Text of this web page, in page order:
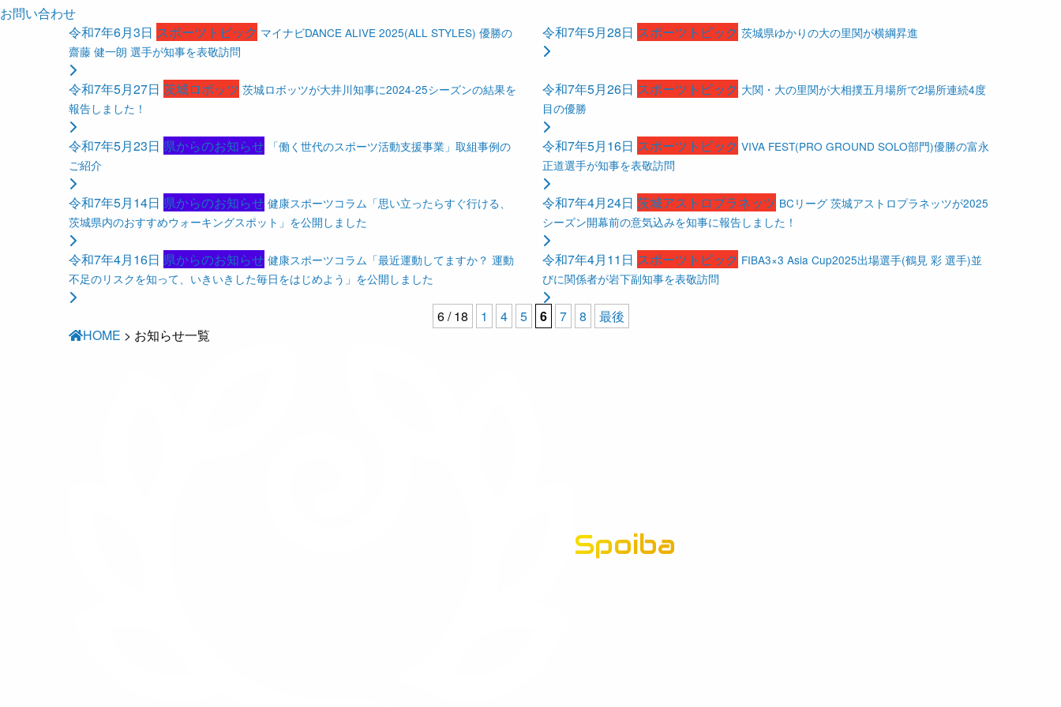
お問い合わせ
令和7年6月3日 スポーツトピック マイナビDANCE ALIVE 2025(ALL STYLES) 優勝の
齋藤 健一朗 選手が知事を表敬訪問
令和7年5月28日 スポーツトピック 茨城県ゆかりの大の里関が横綱昇進
令和7年5月27日 茨城ロボッツ 茨城ロボッツが大井川知事に2024-25シーズンの結果を
報告しました！
令和7年5月26日 スポーツトピック 大関・大の里関が大相撲五月場所で2場所連続4度
目の優勝
令和7年5月23日 県からのお知らせ 「働く世代のスポーツ活動支援事業」取組事例の
ご紹介
令和7年5月16日 スポーツトピック VIVA FEST(PRO GROUND SOLO部門)優勝の富永
正道選手が知事を表敬訪問
令和7年5月14日 県からのお知らせ 健康スポーツコラム「思い立ったらすぐ行ける、
茨城県内のおすすめウォーキングスポット」を公開しました
令和7年4月24日 茨城アストロプラネッツ BCリーグ 茨城アストロプラネッツが2025
シーズン開幕前の意気込みを知事に報告しました！
令和7年4月16日 県からのお知らせ 健康スポーツコラム「最近運動してますか？ 運動
不足のリスクを知って、いきいきした毎日をはじめよう」を公開しました
令和7年4月11日 スポーツトピック FIBA3×3 Asia Cup2025出場選手(鶴見 彩 選手)並
びに関係者が岩下副知事を表敬訪問
6 / 18 1 4 5 6 7 8
最後
HOME > お知らせ一覧
Spoiba